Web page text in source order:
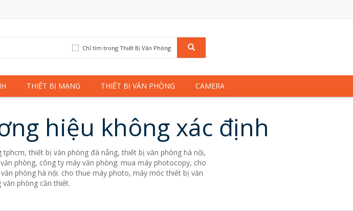
Chỉ tìm trong Thiết Bị Văn Phòng
THIẾT BỊ MẠNG THIẾT BỊ VĂN PHÒNG CAMERA
hiệu không xác định
thiết bị văn phòng đà nẵng, thiết bị văn phòng hà nội,
phòng, công ty máy văn phòng. mua máy photocopy, cho
phòng hà nội. cho thue máy photo, máy móc thiết bị văn
phòng cần thiết.